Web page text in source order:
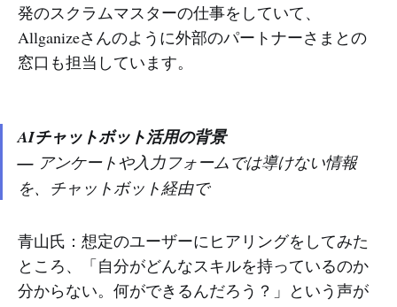
発のスクラムマスターの仕事をしていて、
Allganizeさんのように外部のパートナーさまとの
窓口も担当しています。
AIチャットボット活用の背景
— アンケートや入力フォームでは導けない情報
を、チャットボット経由で
青山氏：想定のユーザーにヒアリングをしてみた
ところ、「自分がどんなスキルを持っているのか
分からない。何ができるんだろう？」という声が